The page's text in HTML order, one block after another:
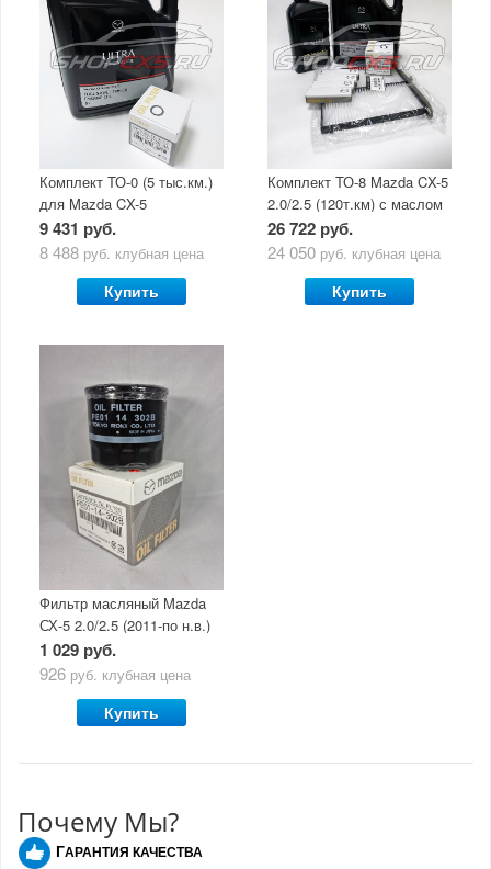
Комплект ТО-0 (5 тыс.км.)
для Mazda CX-5
(двигатель 2.0/2.5) с
маслом Mazda Original Oil
9 431 руб.
8 488 руб. клубная цена
Купить
Комплект ТО-8 Mazda CX-5
2.0/2.5 (120т.км) с маслом
Mazda Original Oil Ultra
5W30
26 722 руб.
24 050 руб. клубная цена
Купить
Фильтр масляный Mazda
СХ-5 2.0/2.5 (2011-по н.в.)
1 029 руб.
926 руб. клубная цена
Купить
Почему Мы?
ГАРАНТИЯ КАЧЕСТВА